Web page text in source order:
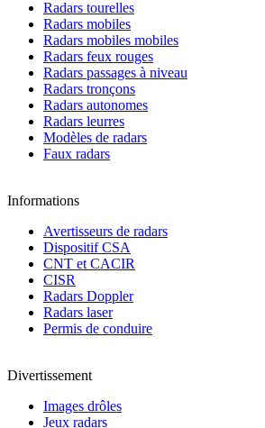
Radars tourelles
Radars mobiles
Radars mobiles mobiles
Radars feux rouges
Radars passages à niveau
Radars tronçons
Radars autonomes
Radars leurres
Modèles de radars
Faux radars
Informations
Avertisseurs de radars
Dispositif CSA
CNT et CACIR
CISR
Radars Doppler
Radars laser
Permis de conduire
Divertissement
Images drôles
Jeux radars